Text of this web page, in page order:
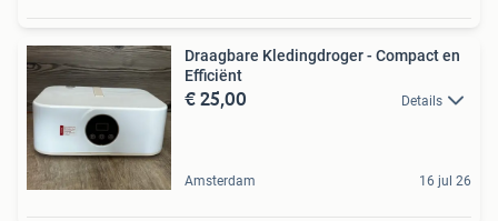
Draagbare Kledingdroger - Compact en
Efficiënt
€ 25,00 Details
Amsterdam 16 jul 26